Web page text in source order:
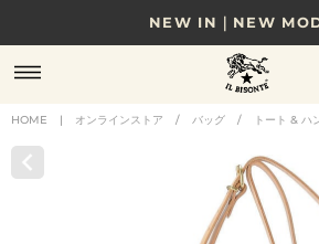
NEW IN｜NEW
8/17(月)10時まで｜税込11,000円
贈る相手やシーンから選べる、新
NEW IN｜COLOR
HOME | オンラインストア / バッグ / トート & ハ